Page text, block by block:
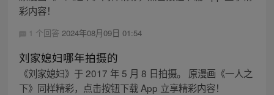
彩内容！
1 个回答 2024年08月09日 01:54
刘家媳妇哪年拍摄的
《刘家媳妇》于 2017 年 5 月 8 日拍摄。 原漫画《一人之
下》同样精彩，点击按钮下载 App 立享精彩内容！